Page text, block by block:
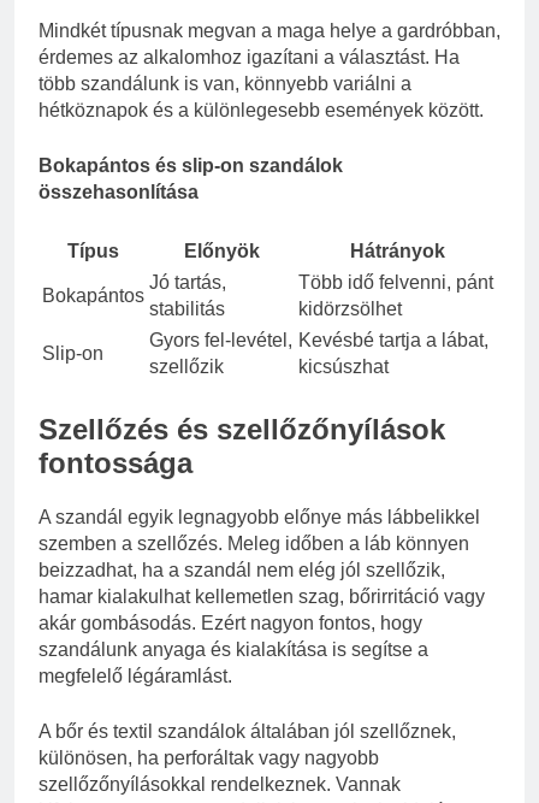
Mindkét típusnak megvan a maga helye a gardróbban,
érdemes az alkalomhoz igazítani a választást. Ha
több szandálunk is van, könnyebb variálni a
hétköznapok és a különlegesebb események között.
Bokapántos és slip-on szandálok
összehasonlítása
Típus Előnyök Hátrányok
Bokapántos
Jó tartás,
stabilitás
Több idő felvenni, pánt
kidörzsölhet
Slip-on
Gyors fel-levétel,
szellőzik
Kevésbé tartja a lábat,
kicsúszhat
Szellőzés és szellőzőnyílások
fontossága
A szandál egyik legnagyobb előnye más lábbelikkel
szemben a szellőzés. Meleg időben a láb könnyen
beizzadhat, ha a szandál nem elég jól szellőzik,
hamar kialakulhat kellemetlen szag, bőrirritáció vagy
akár gombásodás. Ezért nagyon fontos, hogy
szandálunk anyaga és kialakítása is segítse a
megfelelő légáramlást.
A bőr és textil szandálok általában jól szellőznek,
különösen, ha perforáltak vagy nagyobb
szellőzőnyílásokkal rendelkeznek. Vannak